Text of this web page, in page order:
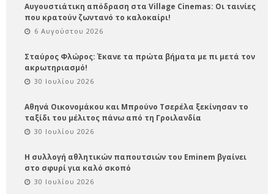
Αυγουστιάτικη απόδραση στα Village Cinemas: Οι ταινίες
που κρατούν ζωντανό το καλοκαίρι!
6 Αυγούστου 2026
Σταύρος Φλώρος: Έκανε τα πρώτα βήματα με πι μετά τον
ακρωτηριασμό!
30 Ιουλίου 2026
Αθηνά Οικονομάκου και Μπρούνο Τσερέλα ξεκίνησαν το
ταξίδι του μέλιτος πάνω από τη Γροιλανδία
30 Ιουλίου 2026
Η συλλογή αθλητικών παπουτσιών του Eminem βγαίνει
στο σφυρί για καλό σκοπό
30 Ιουλίου 2026